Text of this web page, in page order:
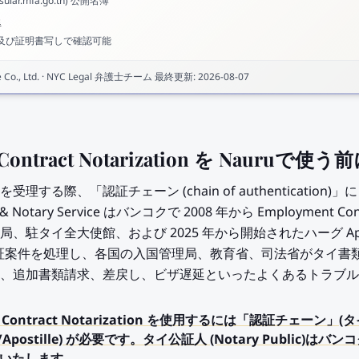
び証明書写しで確認可能
Ltd. · NYC Legal 弁護士チーム 最終更新:2026-08-07
Notarization を Nauruで使う前
受理する際、「認証チェーン (chain of authentication)」
Notary Service はバンコクで 2008 年から Employment
、駐タイ全大使館、および 2025 年から開始されたハーグ
件を処理し、各国の入国管理局、教育省、司法省がタイ書
追加書類請求、差戻し、ビザ遅延といったよくあるトラブ
Notarization を使用するには「認証チェーン」(
が必要です。タイ公証人 (Notary Public)はバンコ